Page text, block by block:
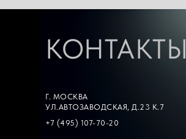
+7 (495) 107-70-20
Г. МОСКВА
УЛ.АВТОЗАВОДСКАЯ, Д.23 К.7
КОНТАКТЫ